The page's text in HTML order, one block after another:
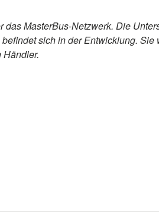
MasterBus-Netzwerk. Die
sich in der Entwicklung.